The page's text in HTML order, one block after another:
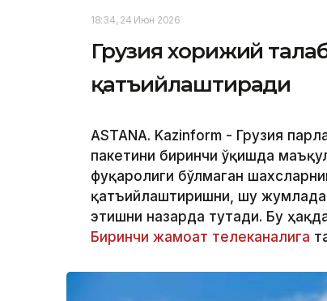
18:34, 24 Июн 2026
Грузия хорижий
қатъийлаштиради
ASTANA. Kazinform - Грузия
пакетини биринчи ўқишда
фуқаролиги бўлмаган
қатъийлаштиришни, шу
этишни назарда тутади. Бу
Биринчи жамоат телеканалига